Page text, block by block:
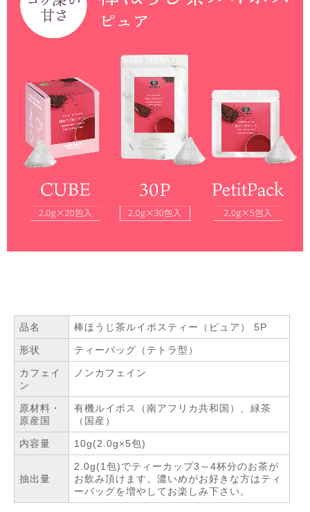
品名 棒ほうじ茶ルイボスティー（ピュア） 5P
形状 ティーバッグ（テトラ型）
カフェイ
ン
ノンカフェイン
原材料・
原産国
有機ルイボス（南アフリカ共和国）、緑茶
（国産）
内容量 10g(2.0g×5包)
抽出量
2.0g(1包)でティーカップ3～4杯分のお茶が
お飲み頂けます。濃いめがお好きな方はティ
ーバッグを増やしてお楽しみ下さい。